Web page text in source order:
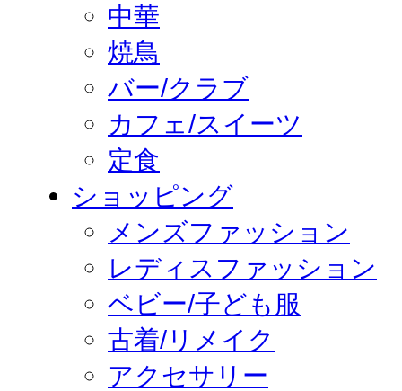
中華
焼鳥
バー/クラブ
カフェ/スイーツ
定食
ショッピング
メンズファッション
レディスファッション
ベビー/子ども服
古着/リメイク
アクセサリー